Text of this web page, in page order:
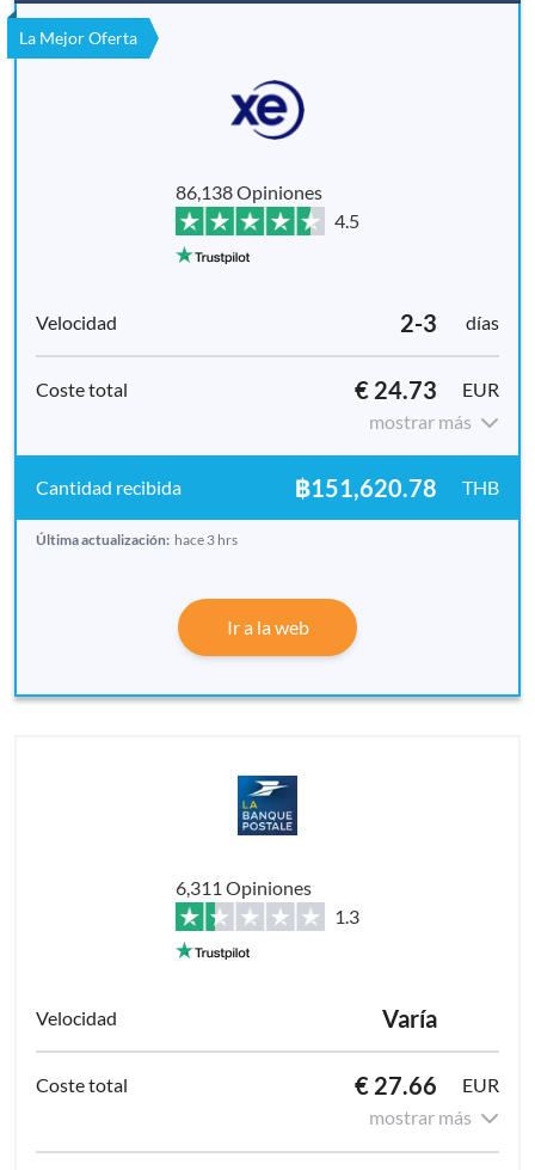
La Mejor Oferta
86,138 Opiniones
4.5
2-3 días
€ 24.73
EUR
mostrar más
฿151,620.78 THB
Última actualización: hace 3 hrs
Ir a la web
6,311 Opiniones
1.3
Varía
€ 27.66
EUR
mostrar más